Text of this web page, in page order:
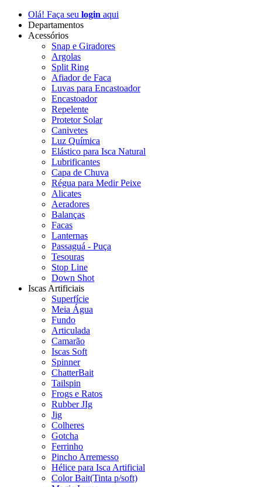
Olá! Faça seu login aqui
Departamentos
Acessórios
Snap e Giradores
Argolas
Split Ring
Afiador de Faca
Luvas para Encastoador
Encastoador
Repelente
Protetor Solar
Canivetes
Luz Química
Elástico para Isca Natural
Lubrificantes
Capa de Chuva
Régua para Medir Peixe
Alicates
Aeradores
Balanças
Facas
Lanternas
Passaguá - Puça
Tesouras
Stop Line
Down Shot
Iscas Artificiais
Superfície
Meia Água
Fundo
Articulada
Camarão
Iscas Soft
Spinner
ChatterBait
Tailspin
Frogs e Ratos
Rubber JIg
Jig
Colheres
Gotcha
Ferrinho
Pincho Arremesso
Hélice para Isca Artificial
Color Bait(Tinta p/soft)